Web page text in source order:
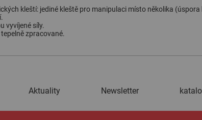
kleští: jediné kleště pro manipulaci místo několika
vyvíjené síly.
zpracované.
Aktuality Newsletter